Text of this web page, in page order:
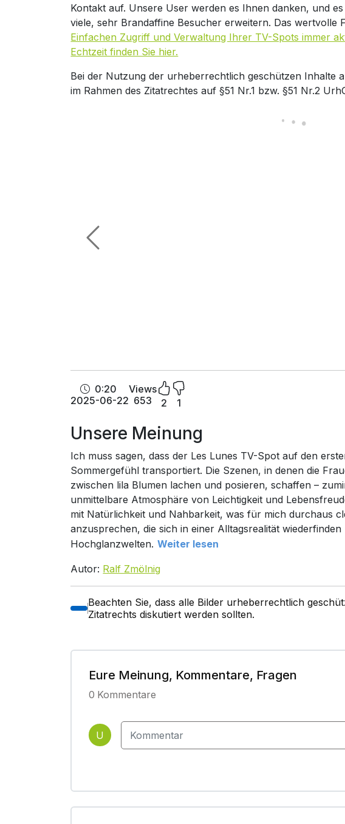
Kontakt auf. Unsere User werden es Ihnen danken, und
viele, sehr Brandaffine Besucher erweitern. Das wertvolle
Einfachen Zugriff und Verwaltung Ihrer TV-Spots immer
Echtzeit finden Sie hier.
Bei der Nutzung der urheberrechtlich geschützen Inhalte
im Rahmen des Zitatrechtes auf §51 Nr.1 bzw. §51 Nr.2
0:20
2025-06-22
Views
653
2 1
Unsere Meinung
Ich muss sagen, dass der Les Lunes TV-Spot auf den
Sommergefühl transportiert. Die Szenen, in denen die
zwischen lila Blumen lachen und posieren, schaffen –
unmittelbare Atmosphäre von Leichtigkeit und
mit Natürlichkeit und Nahbarkeit, was für mich durchaus
anzusprechen, die sich in einer Alltagsrealität
Hochglanzwelten. Weiter lesen
Autor: Ralf Zmölnig
Beachten Sie, dass alle Bilder urheberrechtlich
Zitatrechts diskutiert werden sollten.
Eure Meinung, Kommentare, Fragen
0 Kommentare
U